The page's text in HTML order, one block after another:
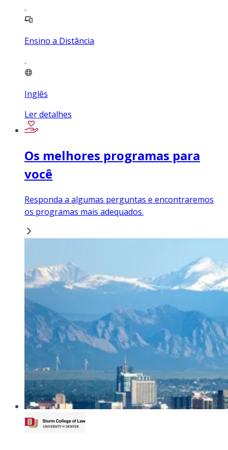
Ensino a Distância
Inglês
Ler detalhes
Os melhores programas para
você
Responda a algumas perguntas e encontraremos
os programas mais adequados.